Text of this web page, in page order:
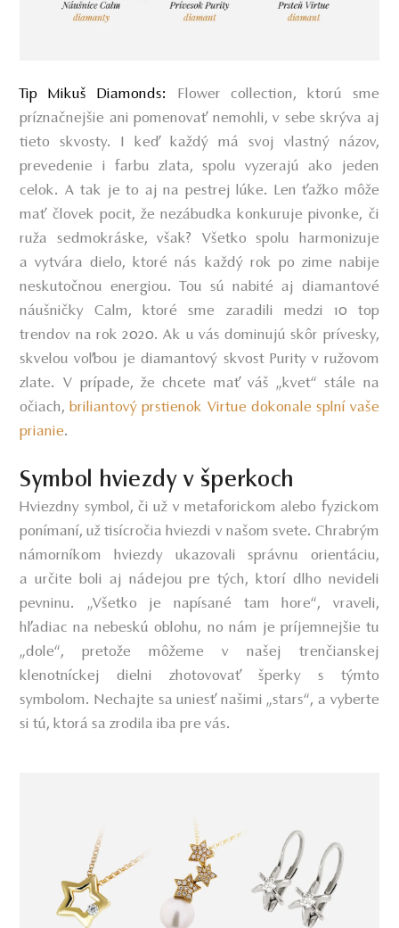
Tip Mikuš Diamonds:
Flower collection, ktorú sme
príznačnejšie ani pomenovať nemohli, v sebe skrýva aj
tieto skvosty. I keď každý má svoj vlastný názov,
prevedenie i farbu zlata, spolu vyzerajú ako jeden
celok. A tak je to aj na pestrej lúke. Len ťažko môže
mať človek pocit, že nezábudka konkuruje pivonke, či
ruža sedmokráske, však? Všetko spolu harmonizuje
a vytvára dielo, ktoré nás každý rok po zime nabije
neskutočnou energiou. Tou sú nabité aj diamantové
náušničky Calm, ktoré sme zaradili medzi 10 top
trendov na rok 2020. Ak u vás dominujú skôr prívesky,
skvelou voľbou je diamantový skvost Purity v ružovom
zlate. V prípade, že chcete mať váš „kvet“ stále na
očiach,briliantový prstienok Virtue dokonale splní vaše
prianie.
Symbol hviezdy v šperkoch
Hviezdny symbol, či už v metaforickom alebo fyzickom
ponímaní, už tisícročia hviezdi v našom svete. Chrabrým
námorníkom hviezdy ukazovali správnu orientáciu,
a určite boli aj nádejou pre tých, ktorí dlho nevideli
pevninu. „Všetko je napísané tam hore“, vraveli,
hľadiac na nebeskú oblohu, no nám je príjemnejšie tu
„dole“, pretože môžeme v našej trenčianskej
klenotníckej dielni zhotovovať šperky s týmto
symbolom. Nechajte sa uniesť našimi „stars“, a vyberte
si tú, ktorá sa zrodila iba pre vás.